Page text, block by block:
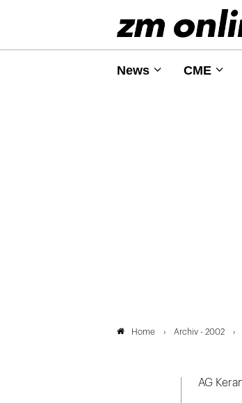
News CME
Home Archiv - 2002
AG